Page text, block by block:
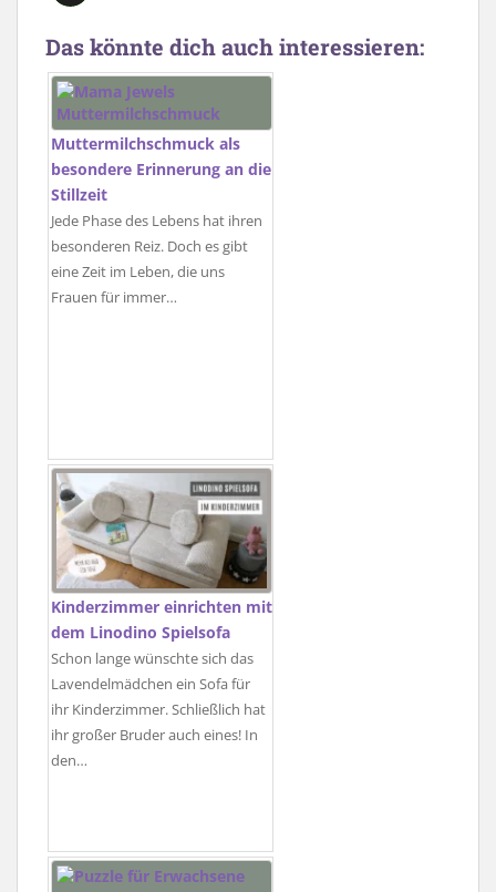
Das könnte dich auch interessieren:
Muttermilchschmuck als
besondere Erinnerung an die
Stillzeit
Jede Phase des Lebens hat ihren
besonderen Reiz. Doch es gibt
eine Zeit im Leben, die uns
Frauen für immer…
Kinderzimmer einrichten mit
dem Linodino Spielsofa
Schon lange wünschte sich das
Lavendelmädchen ein Sofa für
ihr Kinderzimmer. Schließlich hat
ihr großer Bruder auch eines! In
den…